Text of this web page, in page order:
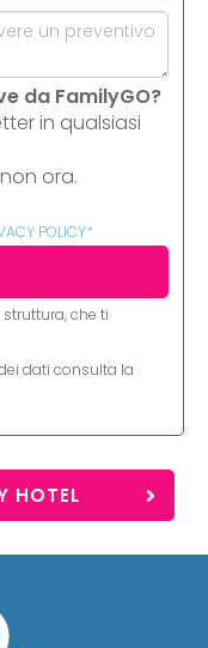
da FamilyGO?
in qualsiasi
ora.
POLICY*
che ti
dati consulta la
HOTEL